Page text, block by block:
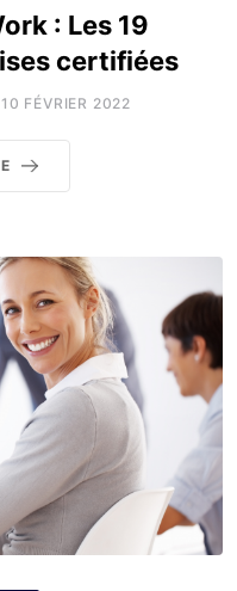
: Les 19
certifiées
10 FÉVRIER 2022